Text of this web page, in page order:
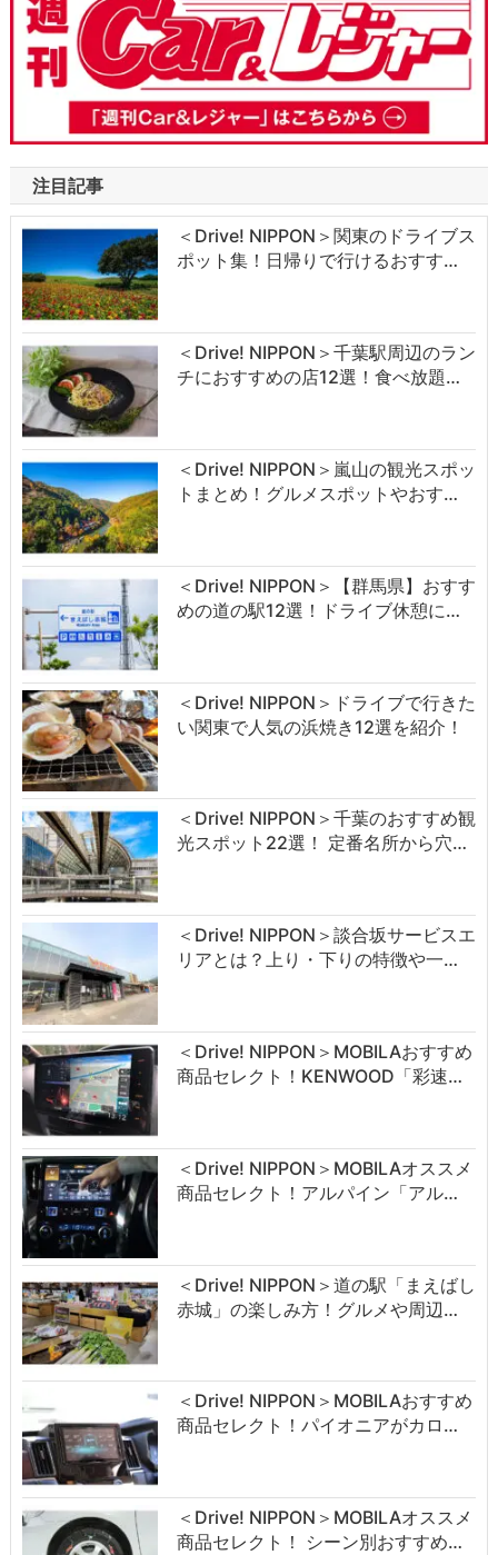
注目記事
＜Drive! NIPPON＞関東のドライブス
ポット集！日帰りで行けるおすす…
＜Drive! NIPPON＞千葉駅周辺のラン
チにおすすめの店12選！食べ放題…
＜Drive! NIPPON＞嵐山の観光スポッ
トまとめ！グルメスポットやおす…
＜Drive! NIPPON＞【群馬県】おすす
めの道の駅12選！ドライブ休憩に…
＜Drive! NIPPON＞ドライブで行きた
い関東で人気の浜焼き12選を紹介！
＜Drive! NIPPON＞千葉のおすすめ観
光スポット22選！ 定番名所から穴…
＜Drive! NIPPON＞談合坂サービスエ
リアとは？上り・下りの特徴や一…
＜Drive! NIPPON＞MOBILAおすすめ
商品セレクト！KENWOOD「彩速…
＜Drive! NIPPON＞MOBILAオススメ
商品セレクト！アルパイン「アル…
＜Drive! NIPPON＞道の駅「まえばし
赤城」の楽しみ方！グルメや周辺…
＜Drive! NIPPON＞MOBILAおすすめ
商品セレクト！パイオニアがカロ…
＜Drive! NIPPON＞MOBILAオススメ
商品セレクト！ シーン別おすすめ…